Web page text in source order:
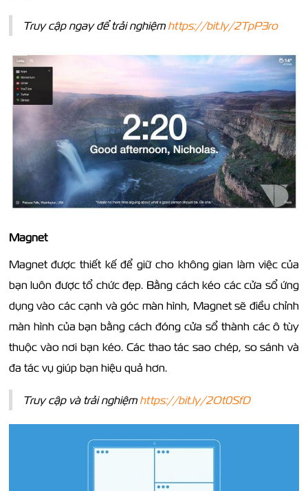
Truy cập ngay để trải nghiệm https://bit.ly/2TpP3ro
Magnet
Magnet được thiết kế để giữ cho không gian làm việc của
bạn luôn được tổ chức đẹp. Bằng cách kéo các cửa sổ ứng
dụng vào các cạnh và góc màn hình, Magnet sẽ điều chỉnh
màn hình của bạn bằng cách đóng cửa sổ thành các ô tùy
thuộc vào nơi bạn kéo. Các thao tác sao chép, so sánh và
đa tác vụ giúp bạn hiệu quả hơn.
Truy cập và trải nghiệm https://bit.ly/2Ot0SfD